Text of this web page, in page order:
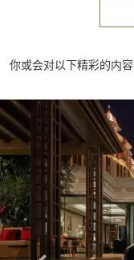
你或会对以下精彩的内容
Learn more